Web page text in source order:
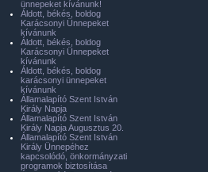
ünnepeket kívánunk!
Áldott, békés, boldog
Karácsonyi Ünnepeket
kívánunk
Áldott, békés, boldog
Karácsonyi Ünnepeket
kívánunk
Áldott, békés, boldog
karácsonyi ünnepeket
kívánunk
Államalapító Szent István
Király Napja
Államalapító Szent István
Király Napja Augusztus 20.
Államalapító Szent István
Király Ünnepéhez
kapcsolódó, önkormányzati
programok biztosítása